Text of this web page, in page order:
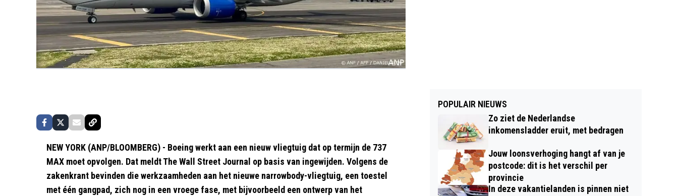
NEW YORK (ANP/BLOOMBERG) - Boeing werkt aan een nieuw vliegtuig dat op termijn de 737
MAX moet opvolgen. Dat meldt The Wall Street Journal op basis van ingewijden. Volgens de
zakenkrant bevinden die werkzaamheden aan het nieuwe narrowbody-vliegtuig, een toestel
met één gangpad, zich nog in een vroege fase, met bijvoorbeeld een ontwerp van het
POPULAIR NIEUWS
Zo ziet de Nederlandse
inkomensladder eruit, met bedragen
Jouw loonsverhoging hangt af van je
postcode: dit is het verschil per
provincie
In deze vakantielanden is pinnen niet